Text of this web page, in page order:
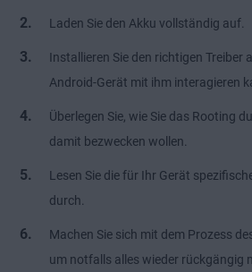
Laden Sie den Akku vollständig auf.
Installieren Sie den richtigen Treiber
Android-Gerät mit ihm interagieren
Überlegen Sie, wie Sie das Rooting
damit bezwecken wollen.
Lesen Sie die für Ihr Gerät
durch.
Machen Sie sich mit dem Prozess
um notfalls alles wieder rückgängig